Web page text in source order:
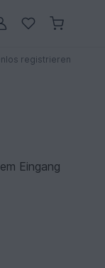
registrieren
Eingang